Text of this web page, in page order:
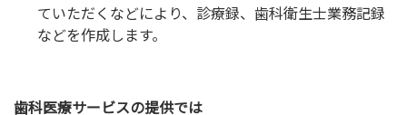
ていただくなどにより、診療録、歯科衛生士業務記録
などを作成します。
歯科医療サービスの提供では